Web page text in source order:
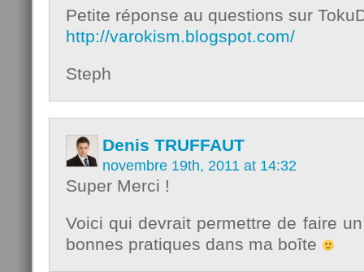
Petite réponse au questions sur
http://varokism.blogspot.com/
Steph
Denis TRUFFAUT
novembre 19th, 2011 at 14:32
Super Merci !
Voici qui devrait permettre de faire
bonnes pratiques dans ma boîte